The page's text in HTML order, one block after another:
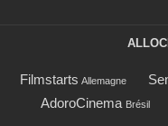
Filmstarts Allemagne
AdoroCinema Brésil